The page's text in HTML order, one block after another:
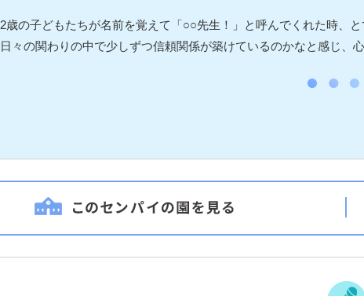
2歳の子どもたちが名前を覚えて「○○先生！」と呼んでくれた時、
日々の関わりの中で少しずつ信頼関係が築けているのかなと感じ、